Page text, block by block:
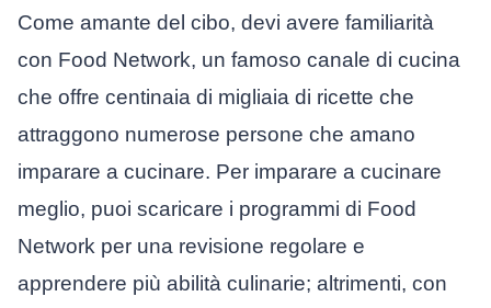
Come amante del cibo, devi avere familiarità
con Food Network, un famoso canale di cucina
che offre centinaia di migliaia di ricette che
attraggono numerose persone che amano
imparare a cucinare. Per imparare a cucinare
meglio, puoi scaricare i programmi di Food
Network per una revisione regolare e
apprendere più abilità culinarie; altrimenti, con